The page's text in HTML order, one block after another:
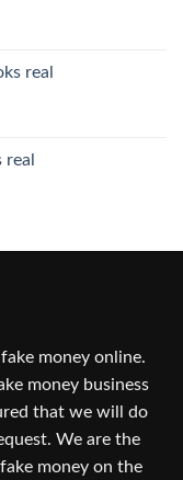
€
real
€
money online.
money business
that we will do
We are the
money on the